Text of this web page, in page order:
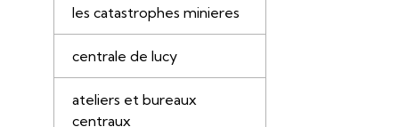
les catastrophes minieres
centrale de lucy
ateliers et bureaux
centraux